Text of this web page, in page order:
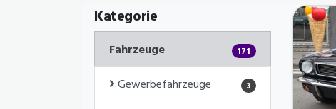
Kategorie
Fahrzeuge 171
Gewerbefahrzeuge 3